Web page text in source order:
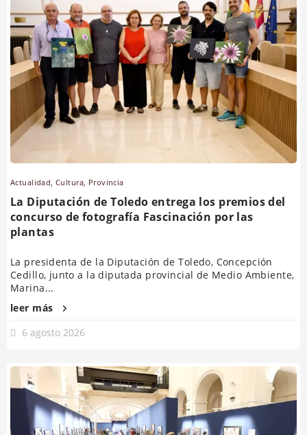
Actualidad,Cultura, Provincia
La Diputación de Toledo entrega los premios del
concurso de fotografía Fascinación por las
plantas
La presidenta de la Diputación de Toledo, Concepción
Cedillo, junto a la diputada provincial de Medio Ambiente,
Marina...
leer más
6 agosto 2026